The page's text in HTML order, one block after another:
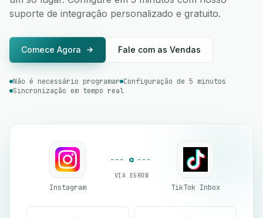
suporte de integração personalizado e gratuito.
Comece Agora Fale com as Vendas
Não é necessário programar Configuração de 5 minutos
Sincronização em tempo real
Instagram
VIA EGROW
TikTok Inbox